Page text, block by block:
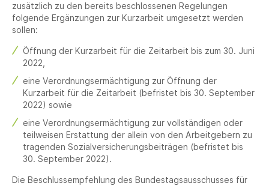
zusätzlich zu den bereits beschlossenen Regelungen
folgende Ergänzungen zur Kurzarbeit umgesetzt werden
sollen:
Öffnung der Kurzarbeit für die Zeitarbeit bis zum 30. Juni
2022,
eine Verordnungsermächtigung zur Öffnung der
Kurzarbeit für die Zeitarbeit (befristet bis 30. September
2022) sowie
eine Verordnungsermächtigung zur vollständigen oder
teilweisen Erstattung der allein von den Arbeitgebern zu
tragenden Sozialversicherungsbeiträgen (befristet bis
30. September 2022).
Die Beschlussempfehlung des Bundestagsausschusses für